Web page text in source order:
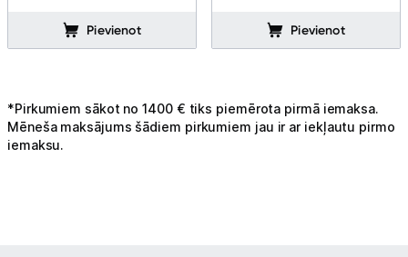
Virtuves kombaini
Sviestmaižu tosteri
Pievienot Pievienot
*Pirkumiem sākot no 1400 € tiks piemērota pirmā iemaksa.
Mēneša maksājums šādiem pirkumiem jau ir ar iekļautu pirmo
iemaksu.